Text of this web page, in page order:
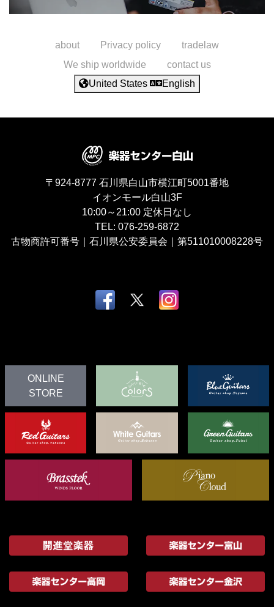
about Privacy policy
tradelaw
We ship worldwide
contact us
United States
English
〒924-8777 石川県白山市横江町5001番地
イオンモール白山3F
10:00～21:00 定休日なし
TEL: 076-259-6872
古物商許可番号｜石川県公安委員会｜第511010008228号
ONLINE
STORE